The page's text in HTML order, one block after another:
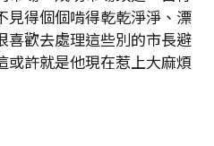
見得個個啃得乾乾淨淨、漂
喜歡去處理這些別的市長避
或許就是他現在惹上大麻煩